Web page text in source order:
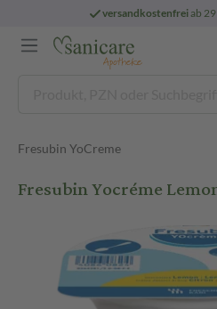
versandkostenfreiab
Fresubin YoCreme
Fresubin Yocréme